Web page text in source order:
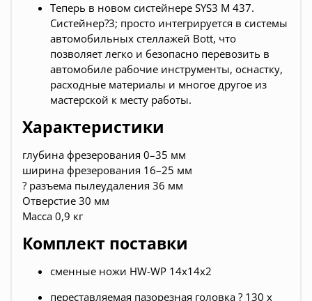
Теперь в новом систейнере SYS3 M 437.
Систейнер?3; просто интегрируется в системы
автомобильных стеллажей Bott, что
позволяет легко и безопасно перевозить в
автомобиле рабочие инструменты, оснастку,
расходные материалы и многое другое из
мастерской к месту работы.
Характеристики
глубина фрезерования 0–35 мм
ширина фрезерования 16–25 мм
? разъема пылеудаления 36 мм
Отверстие 30 мм
Масса 0,9 кг
Комплект поставки
сменные ножи HW-WP 14x14x2
переставляемая пазорезная головка ? 130 x